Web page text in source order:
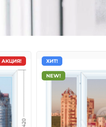
АКЦИЯ! ХИТ!
NEW!